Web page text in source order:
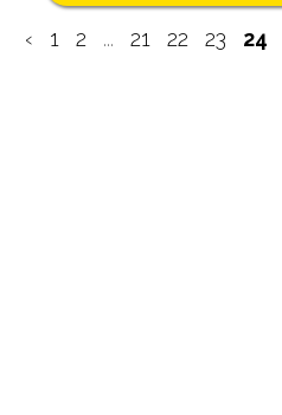
‹ 1 2 ... 21 22 23 24